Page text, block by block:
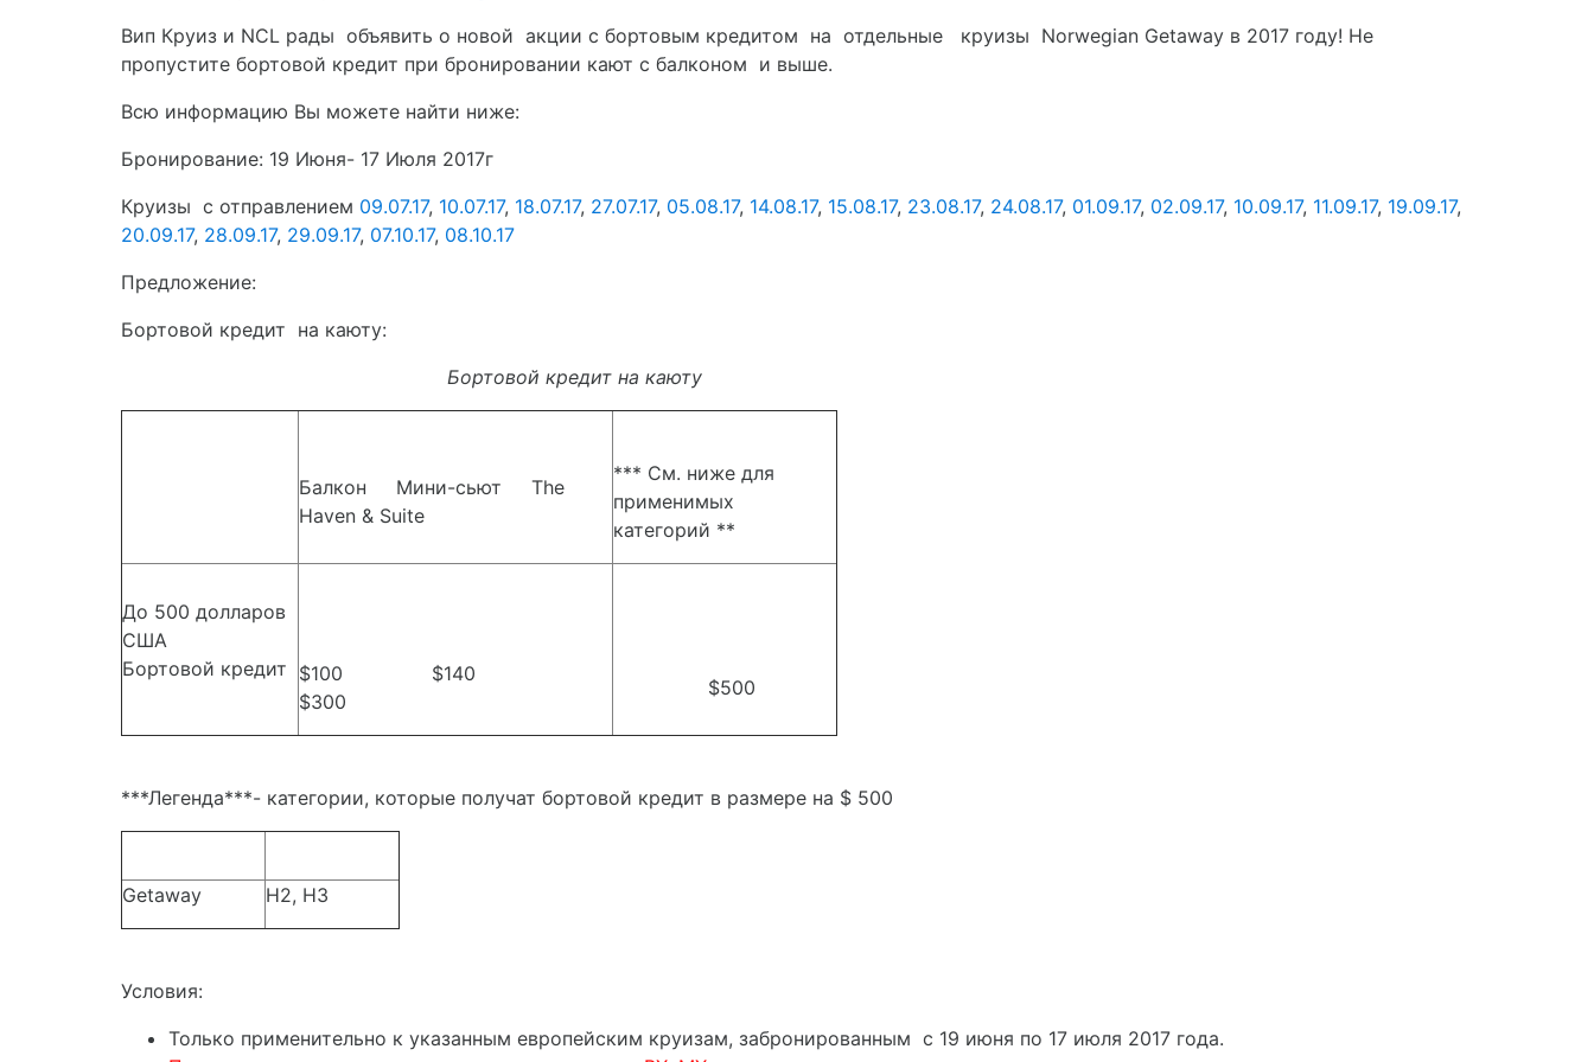
Вип Круиз и NCL рады объявить о новой акции с бортовым кредитом на отдельные круизы Norwegian Getaway в 2017 году! Не
пропустите бортовой кредит при бронировании кают с балконом и выше.
Всю информацию Вы можете найти ниже:
Бронирование: 19 Июня- 17 Июля 2017г
Круизы с отправлением 09.07.17, 10.07.17, 18.07.17, 27.07.17, 05.08.17, 14.08.17, 15.08.17, 23.08.17, 24.08.17, 01.09.17, 02.09.17, 10.09.17, 11.09.17, 19.09.17,
20.09.17, 28.09.17, 29.09.17, 07.10.17, 08.10.17
Предложение:
Бортовой кредит на каюту:
Бортовой кредит на каюту
Балкон Мини-сьют The
Haven & Suite
*** См. ниже для
применимых
категорий **
До 500 долларов
США
Бортовой кредит $100 $140
$300
$500
***Легенда***- категории, которые получат бортовой кредит в размере на $ 500
Getaway H2, H3
Условия:
Только применительно к указанным европейским круизам, забронированным с 19 июня по 17 июля 2017 года.